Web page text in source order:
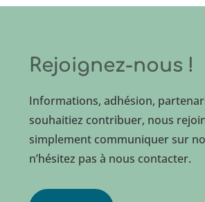
Rejoignez-nous !
Informations, adhésion,
souhaitiez contribuer, nous
simplement communiquer sur
n’hésitez pas à nous contacter.